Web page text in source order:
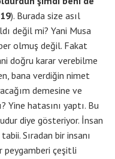
). Burada size asıl
değil mi? Yani Musa
olmuş değil. Fakat
doğru karar verebilme
bana verdiğin nimet
demesine ve
Yine hatasını yaptı. Bu
diye gösteriyor. İnsan
Sıradan bir insanı
peygamberi çeşitli